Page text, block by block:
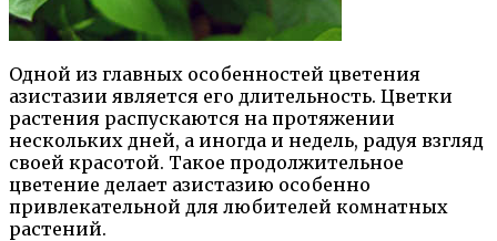
Одной из главных особенностей цветения
азистазии является его длительность. Цветки
растения распускаются на протяжении
нескольких дней, а иногда и недель, радуя взгляд
своей красотой. Такое продолжительное
цветение делает азистазию особенно
привлекательной для любителей комнатных
растений.